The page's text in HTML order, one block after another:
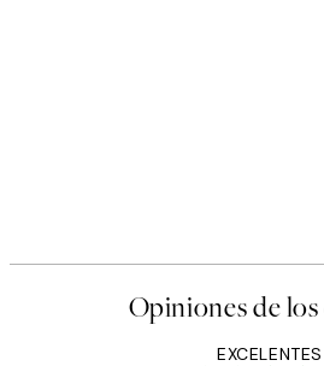
Opiniones de
EXCELENTES